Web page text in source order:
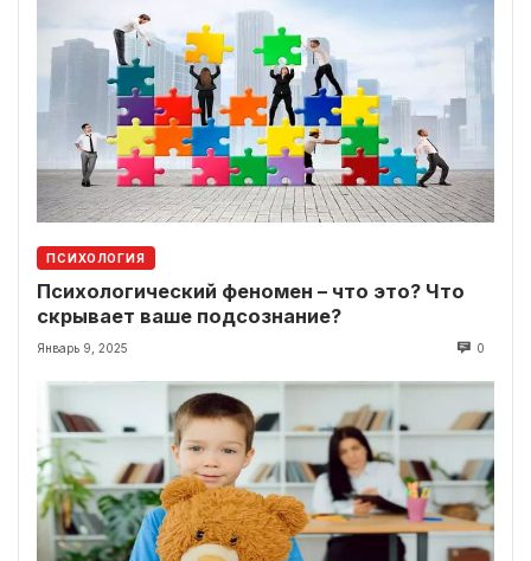
ПСИХОЛОГИЯ
Психологический феномен – что это? Что
скрывает ваше подсознание?
Январь 9, 2025 0